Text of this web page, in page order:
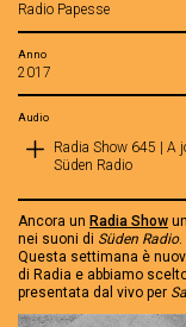
Radio Papesse
Anno
2017
Audio
Radia Show 645 | A
Süden Radio
Ancora un Radia Show
nei suoni di Süden Radio.
Questa settimana è
di Radia e abbiamo
presentata dal vivo per